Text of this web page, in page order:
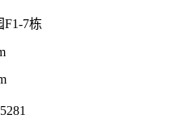
F1-7栋